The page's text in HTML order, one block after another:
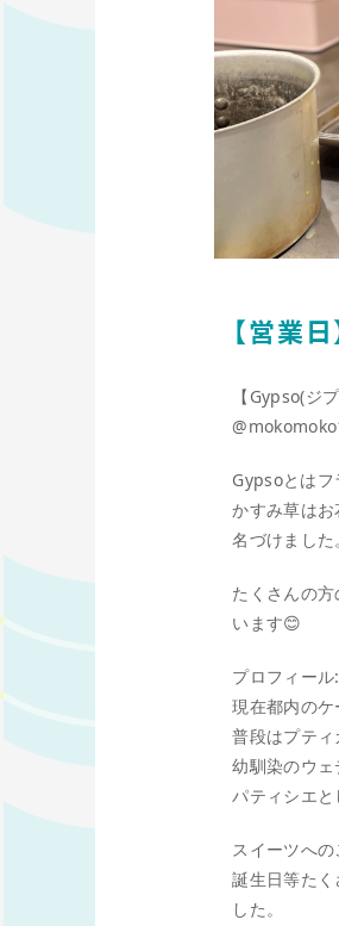
【営業
【Gypso(ジプ
Gypsoとはフ
かすみ草は
名づけました
たくさんの
います😊
プロフィール:
現在都内のケ
普段はプテ
幼馴染のウ
パティシエと
スイーツへ
誕生日等た
した。